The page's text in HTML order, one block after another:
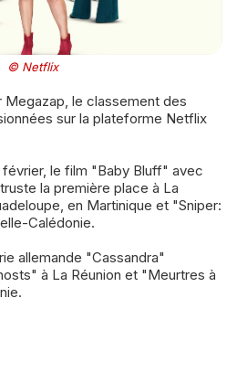
© Netflix
sur la plateforme Netflix
février, le film "Baby Bluff" avec
la première place à La
en Martinique et "Sniper:
Calédonie.
allemande "Cassandra"
à La Réunion et "Meurtres à